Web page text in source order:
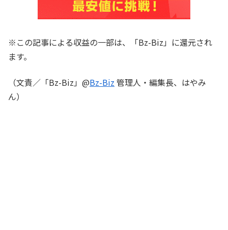
※この記事による収益の一部は、「Bz-Biz」に還元され
ます。
（文責／「Bz-Biz」@Bz-Biz 管理人・編集長、はやみ
ん）